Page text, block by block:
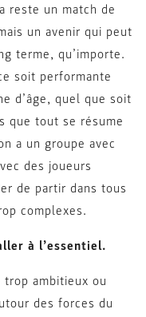
reste un match de
un avenir qui peut
terme, qu’importe.
soit performante
d’âge, quel que soit
que tout se résume
a un groupe avec
des joueurs
de partir dans tous
complexes.
à l’essentiel.
trop ambitieux ou
des forces du